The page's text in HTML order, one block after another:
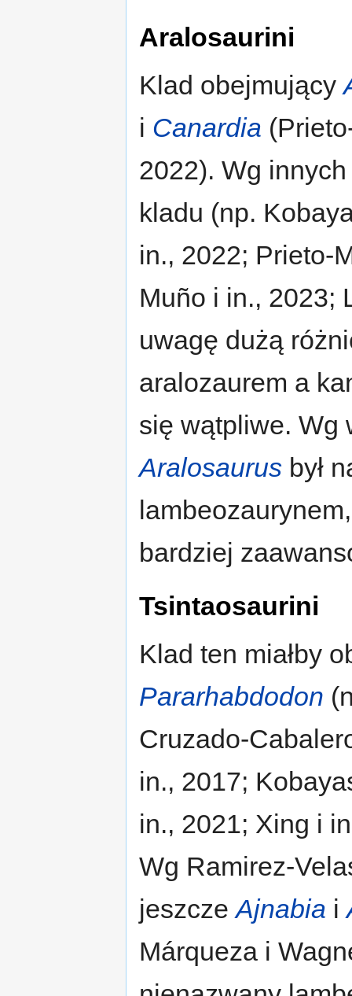
Aralosaurini
Klad obejmujący
i Canardia
2022). Wg
kladu (np.
in., 2022; Prieto-
Muño i in., 2023;
uwagę dużą
aralozaurem a
się wątpliwe. Wg
Aralosaurus był
bardziej
Tsintaosaurini
Klad ten miałby
Pararhabdodon
Cruzado-
in., 2017;
in., 2021; Xing i
Wg Ramirez-
jeszczeAjnabia i
Márqueza i